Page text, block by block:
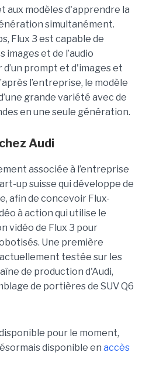
aux modèles d'apprendre la
simultanément.
Flux 3 est capable de
images et de l’audio
prompt et d'images et
l’entreprise, le modèle
grande variété avec de
en une seule génération.
Audi
associée à l’entreprise
up suisse qui développe de
afin de concevoir Flux-
à action qui utilise le
vidéo de Flux 3 pour
Une première
testée sur les
de production d'Audi,
de portières de SUV Q6
pour le moment,
disponible en accès